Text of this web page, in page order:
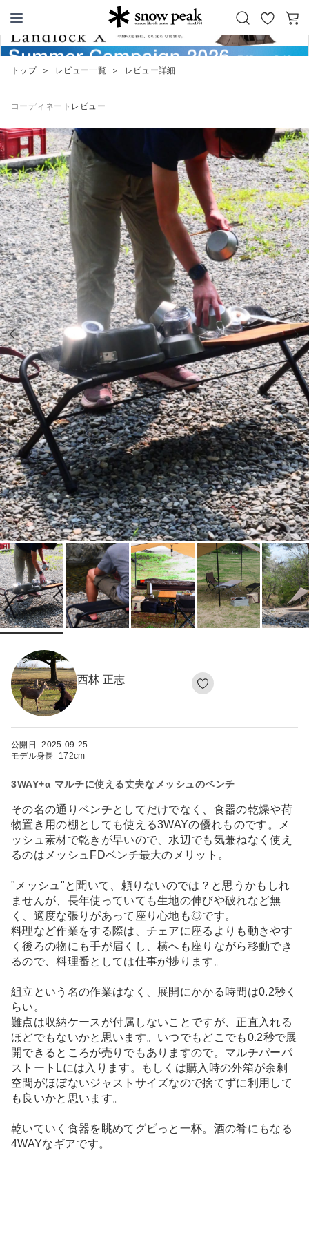
Snow Peak
お
気
カ
ー
トップ ＞ レビュー一覧 ＞ レビュー詳細
コーディネート レビュー
西林 正志
公開日
2025-09-25
モデル身長
172cm
3WAY+α マルチに使える丈夫なメッシュのベンチ
その名の通りベンチとしてだけでなく、食器の乾燥や荷
物置き用の棚としても使える3WAYの優れものです。メ
ッシュ素材で乾きが早いので、水辺でも気兼ねなく使え
るのはメッシュFDベンチ最大のメリット。
"メッシュ"と聞いて、頼りないのでは？と思うかもしれ
ませんが、長年使っていても生地の伸びや破れなど無
く、適度な張りがあって座り心地も◎です。
料理など作業をする際は、チェアに座るよりも動きやす
く後ろの物にも手が届くし、横へも座りながら移動でき
るので、料理番としては仕事が捗ります。
組立という名の作業はなく、展開にかかる時間は0.2秒く
らい。
難点は収納ケースが付属しないことですが、正直入れる
ほどでもないかと思います。いつでもどこでも0.2秒で展
開できるところが売りでもありますので。マルチパーパ
ストートLには入ります。もしくは購入時の外箱が余剰
空間がほぼないジャストサイズなので捨てずに利用して
も良いかと思います。
乾いていく食器を眺めてグビっと一杯。酒の肴にもなる
4WAYなギアです。